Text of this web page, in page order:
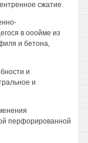
сжатие.
в ооойме из
и бетона,
и
и
перфорированной